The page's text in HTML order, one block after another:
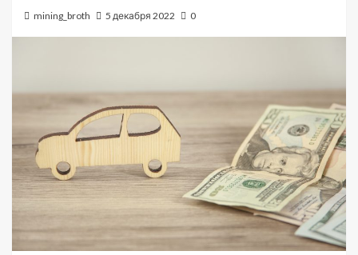
mining_broth 5 декабря 2022 0